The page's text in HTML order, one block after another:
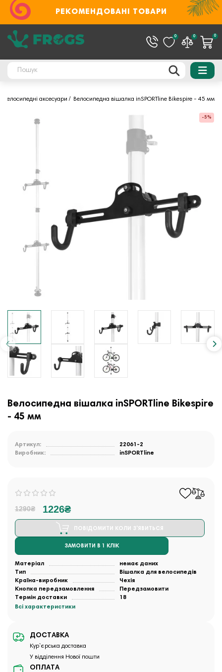
РЕКОМЕНДОВАНІ ТОВАРИ
0 0 0
Велосипедні аксесуари Велосипедна вішалка inSPORTline Bikespire - 45 мм
-5%
Велосипедна вішалка inSPORTline Bikespire
- 45 мм
Артикул:
22061-2
Виробник:
inSPORTline
1290₴ 1226₴
ПОВІДОМИТИ КОЛИ З'ЯВИТЬСЯ
ЗАМОВИТИ В 1 КЛІК
Матеріал
немає даних
Тип
Вішалка для велосипедів
Країна-виробник
Чехія
Кнопка передзамовлення
Передзамовити
Термін доставки
18
Всі характеристики
ДОСТАВКА
Кур`єрська доставка
У відділення Нової пошти
ОПЛАТА